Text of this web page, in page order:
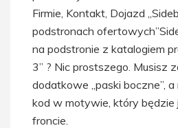
Firmie, Kontakt, Dojazd
podstronach
na podstronie z katalogiem
3” ? Nic prostszego. Musisz
dodatkowe „paski boczne”,
kod w motywie, który
froncie.